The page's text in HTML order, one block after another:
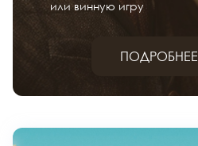
или винную игру
ПОДРОБНЕЕ